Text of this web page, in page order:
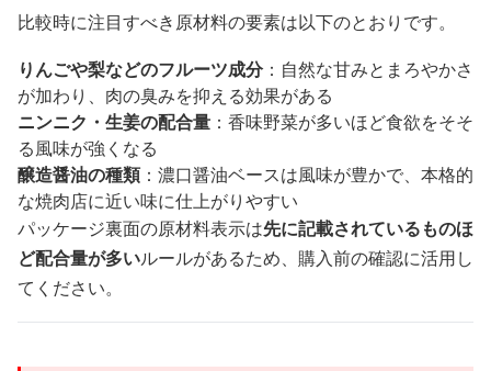
比較時に注目すべき原材料の要素は以下のとおりです。
りんごや梨などのフルーツ成分：自然な甘みとまろやかさ
が加わり、肉の臭みを抑える効果がある
ニンニク・生姜の配合量 ：香味野菜が多いほど食欲をそそ
る風味が強くなる
醸造醤油の種類：濃口醤油ベースは風味が豊かで、本格的
な焼肉店に近い味に仕上がりやすい
パッケージ裏面の原材料表示は先に記載されているものほ
ど配合量が多いルールがあるため、購入前の確認に活用し
てください。